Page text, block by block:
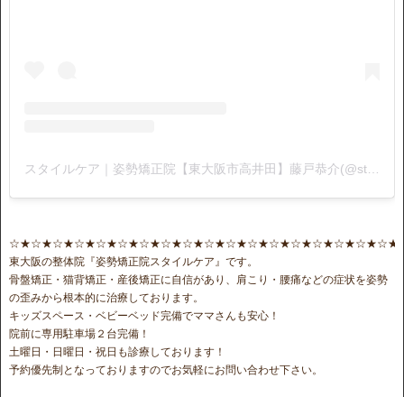
東大阪の整体院『姿勢矯正院スタイルケア』です。
骨盤矯正・猫背矯正・産後矯正に自信があり、肩こり・腰痛などの症状を姿勢
の歪みから根本的に治療しております。
キッズスペース・ベビーベッド完備でママさんも安心！
院前に専用駐車場２台完備！
土曜日・日曜日・祝日も診療しております！
予約優先制となっておりますのでお気軽にお問い合わせ下さい。